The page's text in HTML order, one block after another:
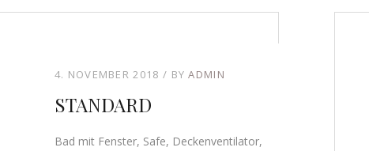
4. NOVEMBER 2018 BYADMIN
STANDARD
Bad mit Fenster, Safe, Deckenventilator,